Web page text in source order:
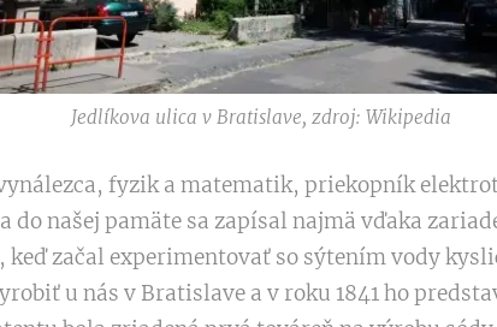
Jedlíkova ulica v Bratislave, zdroj: Wikipedia
fyzik a matematik, priekopník
do našej pamäte sa zapísal najmä vďaka
keď začal experimentovať so sýtením vody
u nás v Bratislave a v roku 1841 ho